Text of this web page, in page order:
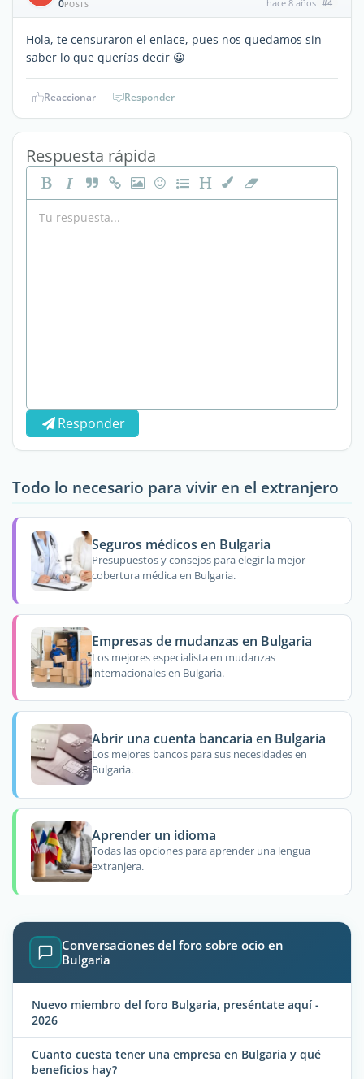
0POSTS hace 8 años #4
Hola, te censuraron el enlace, pues nos quedamos sin
saber lo que querías decir 😀
Reaccionar Responder
Respuesta rápida
Responder
Todo lo necesario para vivir en el extranjero
Seguros médicos en Bulgaria
Presupuestos y consejos para elegir la mejor
cobertura médica en Bulgaria.
Empresas de mudanzas en Bulgaria
Los mejores especialista en mudanzas
internacionales en Bulgaria.
Abrir una cuenta bancaria en Bulgaria
Los mejores bancos para sus necesidades en
Bulgaria.
Aprender un idioma
Todas las opciones para aprender una lengua
extranjera.
Conversaciones del foro sobre ocio en
Bulgaria
Nuevo miembro del foro Bulgaria, preséntate aquí -
2026
Cuanto cuesta tener una empresa en Bulgaria y qué
beneficios hay?